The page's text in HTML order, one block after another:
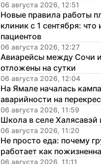
06 августа 2026, 12:51
Новые правила работы
клиник с 1 сентября: что
пациентов
06 августа 2026, 12:27
Авиарейсы между Сочи
отложены на сутки
06 августа 2026, 12:04
На Ямале началась
аварийности на
06 августа 2026, 11:59
Школа в селе
06 августа 2026, 11:20
Не просто еда: почему
работает как
06 августа 2026, 11:11